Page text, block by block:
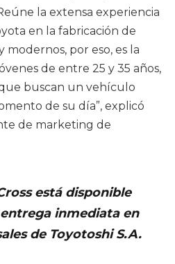
la extensa experiencia
en la fabricación de
por eso, es la
de entre 25 y 35 años,
buscan un vehículo
de su día”, explicó
de marketing de
está disponible
inmediata en
de Toyotoshi S.A.